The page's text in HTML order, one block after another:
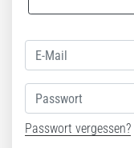
und
Behandlung
Leidest
beim
oder
Passwort
Passwort vergessen?